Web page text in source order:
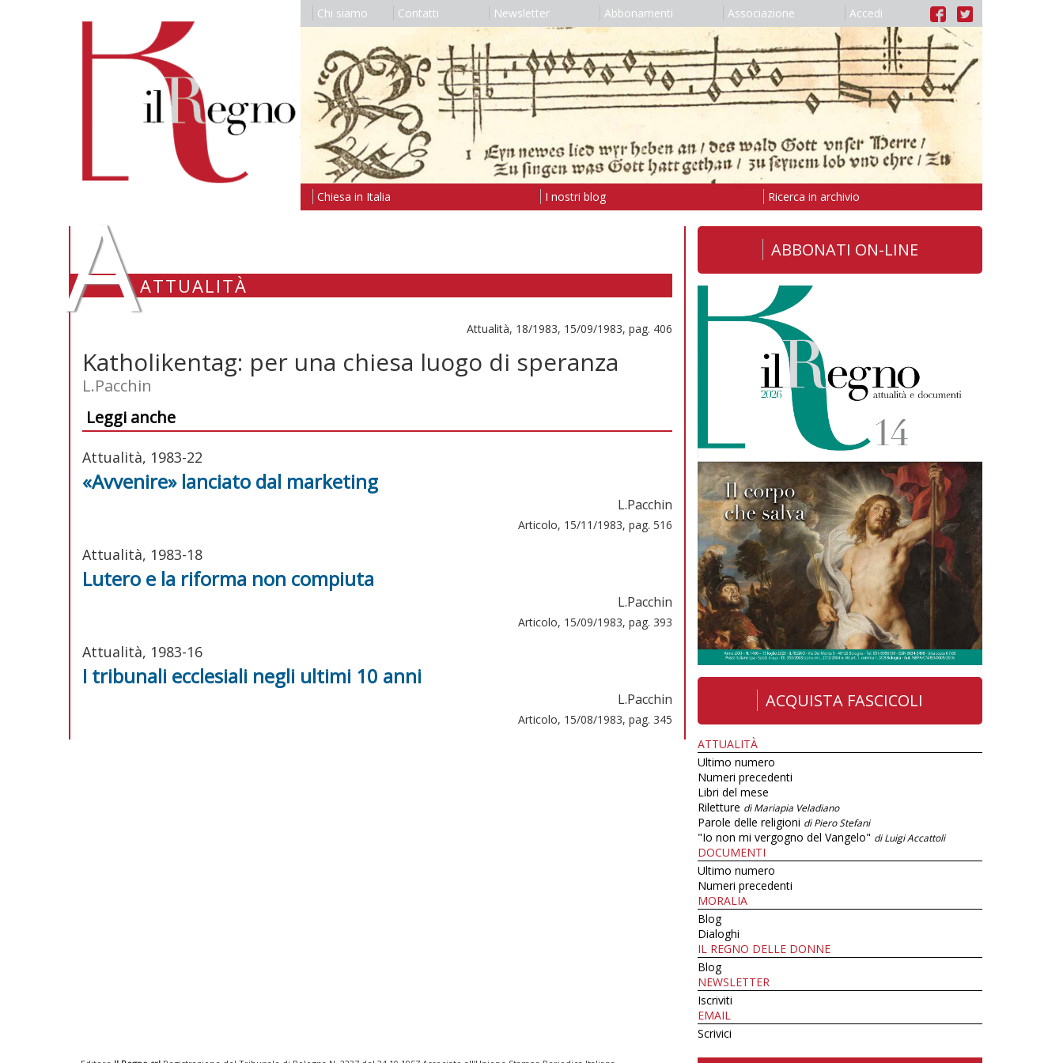
Chi siamo Contatti Newsletter Abbonamenti Associazione Accedi
Chiesa in Italia I nostri blog Ricerca in archivio
AATTUALITÀ
Attualità, 18/1983, 15/09/1983, pag. 406
Katholikentag: per una chiesa luogo di speranza
L.Pacchin
Leggi anche
Attualità, 1983-22
«Avvenire» lanciato dal marketing
L.Pacchin
Articolo, 15/11/1983, pag. 516
Attualità, 1983-18
Lutero e la riforma non compiuta
L.Pacchin
Articolo, 15/09/1983, pag. 393
Attualità, 1983-16
I tribunali ecclesiali negli ultimi 10 anni
L.Pacchin
Articolo, 15/08/1983, pag. 345
ABBONATI ON-LINE
ACQUISTA FASCICOLI
ATTUALITÀ
Ultimo numero
Numeri precedenti
Libri del mese
Riletture di Mariapia Veladiano
Parole delle religioni di Piero Stefani
"Io non mi vergogno del Vangelo" di Luigi Accattoli
DOCUMENTI
Ultimo numero
Numeri precedenti
MORALIA
Blog
Dialoghi
IL REGNO DELLE DONNE
Blog
NEWSLETTER
Iscriviti
EMAIL
Scrivici